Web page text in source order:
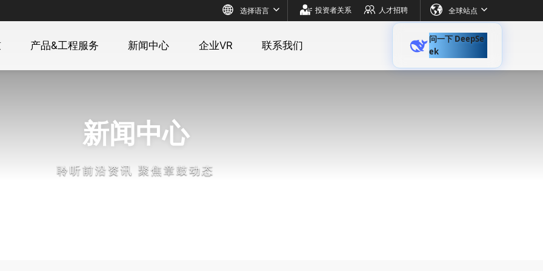
选择语言 投资者关系 人才招聘 全球站点
产品&工程服务 新闻中心 企业VR 联系我们
问一下 DeepSe
ek
新闻中心
聆听前沿资讯 聚焦章鼓动态